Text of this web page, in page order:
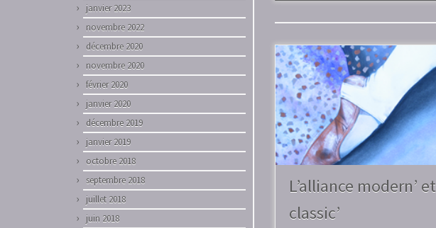
janvier 2023
novembre 2022
décembre 2020
novembre 2020
février 2020
janvier 2020
décembre 2019
janvier 2019
octobre 2018
septembre 2018
juillet 2018
juin 2018
L’alliance modern’ et
classic’